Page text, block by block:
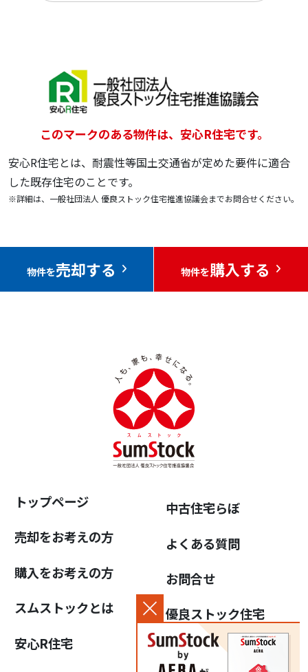
このマークのある物件は、安心R住宅です。
安心R住宅とは、耐震性等国土交通省が定めた要件に適合
した既存住宅のことです。
※詳細は、一般社団法人 優良ストック住宅推進協議会までお問合せください。
物件を売却する 物件を購入する
トップページ
売却をお考えの方
購入をお考えの方
スムストックとは
安心R住宅
中古住宅らぼ
よくある質問
お問合せ
優良ストック住宅
推進協議会について